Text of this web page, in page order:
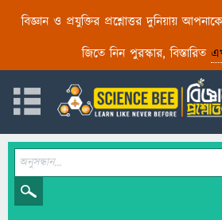
বিজ্ঞান ও প্রযুক্তির প্রশ্নোত্তর দুনিয়ায়
জিতে নিন পুরস্কার, বিস্তারিত